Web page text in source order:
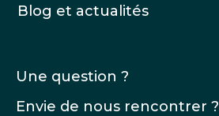
Blog et actualités
Une question ?
Envie de nous rencontrer ?